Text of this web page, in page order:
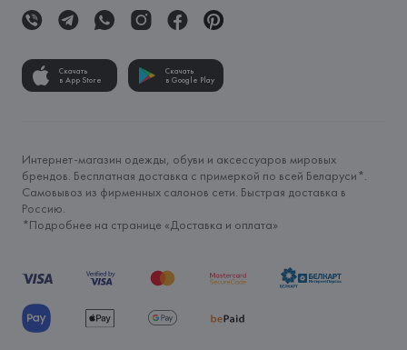
Скачать
в App Store
Скачать
в Google Play
Интернет-магазин одежды, обуви и аксессуаров мировых
брендов. Бесплатная доставка с примеркой по всей Беларуси*.
Самовывоз из фирменных салонов сети. Быстрая доставка в
Россию.
*Подробнее на странице «Доставка и оплата»